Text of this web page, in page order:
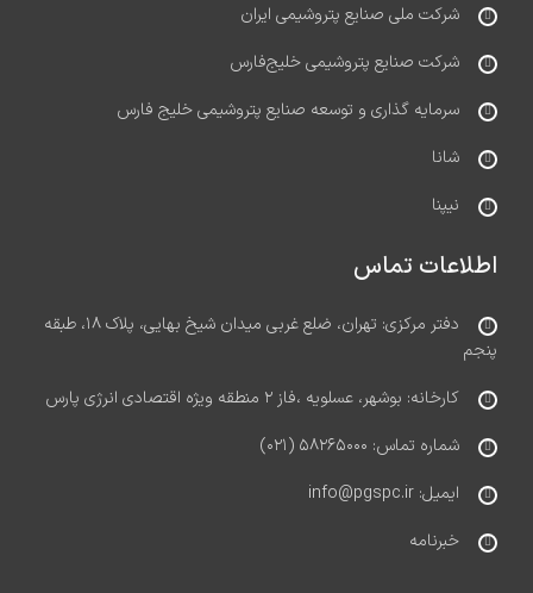
شرکت ملی صنایع پتروشیمی ایران
شرکت صنایع پتروشیمی خلیج‌فارس
سرمایه گذاری و توسعه صنایع پتروشیمی خلیج فارس
شانا
نیپنا
اطلاعات تماس
دفتر مرکزی: تهران، ضلع غربی میدان شیخ بهایی، پلاک ۱۸، طبقه
پنجم
کارخانه: بوشهر، عسلویه ،فاز ۲ منطقه ویژه اقتصادی انرژی پارس
شماره تماس: ۵۸۲۶۵۰۰۰ (۰۲۱)
ایمیل: info@pgspc.ir
خبرنامه